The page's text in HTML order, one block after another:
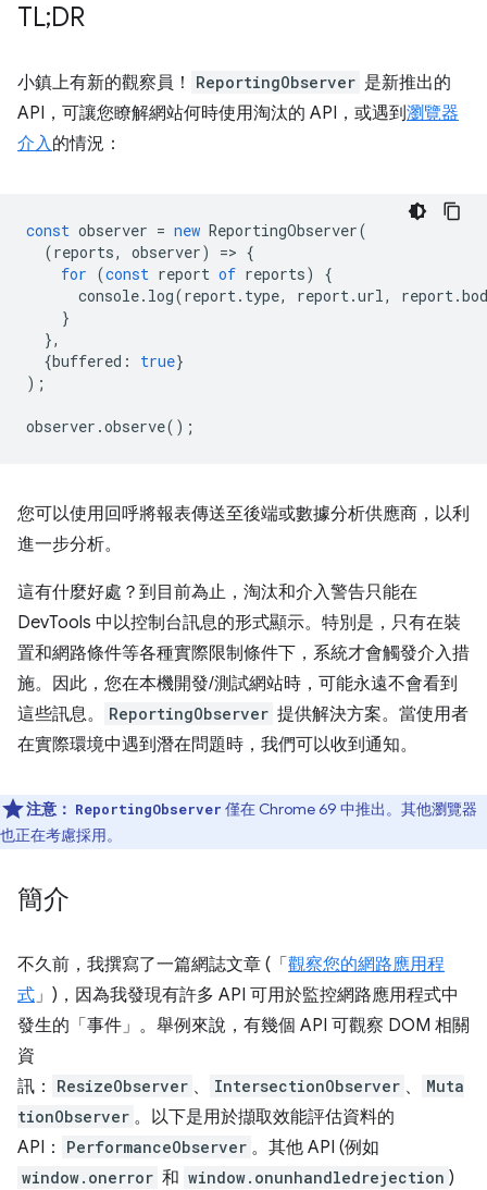
TL;DR
小鎮上有新的觀察員！ ReportingObserver 是新推出的
API，可讓您瞭解網站何時使用淘汰的 API，或遇到瀏覽器
介入的情況：
const observer = new ReportingObserver(
(reports, observer) => {
for (const report of reports)
{
console. log(report. type, report.url, report.
}
},
{buffered : true}
);
observer .observe();
您可以使用回呼將報表傳送至後端或數據分析供應商，以利
進一步分析。
這有什麼好處？到目前為止，淘汰和介入警告只能在
DevTools 中以控制台訊息的形式顯示。特別是，只有在裝
置和網路條件等各種實際限制條件下，系統才會觸發介入措
施。因此，您在本機開發/測試網站時，可能永遠不會看到
這些訊息。
ReportingObserver 提供解決方案。當使用者
在實際環境中遇到潛在問題時，我們可以收到通知。
注意： ReportingObserver 僅在 Chrome 69 中推出。其他瀏覽器
也正在考慮採用。
簡介
不久前，我撰寫了一篇網誌文章 (「 觀察您的網路應用程
式」)，因為我發現有許多 API 可用於監控網路應用程式中
發生的「事件」。舉例來說，有幾個 API 可觀察 DOM 相關
資
訊：
ResizeObserver 、 IntersectionObserver 、
Muta
tionObserver 。以下是用於擷取效能評估資料的
API：
PerformanceObserver 。其他 API (例如
window.onerror 和 window.onunhandledrejection )